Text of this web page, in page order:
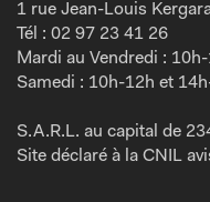
1 rue Jean-Louis
Tél : 02 97 23 41 26
Mardi au Vendredi :
Samedi : 10h-12h et
S.A.R.L. au capital de
Site déclaré à la CNIL